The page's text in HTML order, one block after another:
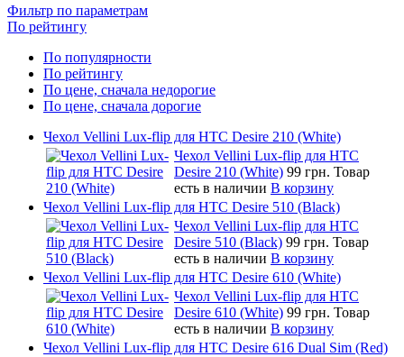
Фильтр по параметрам
По рейтингу
По популярности
По рейтингу
По цене, сначала недорогие
По цене, сначала дорогие
Чехол Vellini Lux-flip для HTC Desire 210 (White)
Чехол Vellini Lux-flip для HTC
Desire 210 (White) 99 грн. Товар
есть в наличии В корзину
Чехол Vellini Lux-flip для HTC Desire 510 (Black)
Чехол Vellini Lux-flip для HTC
Desire 510 (Black) 99 грн. Товар
есть в наличии В корзину
Чехол Vellini Lux-flip для HTC Desire 610 (White)
Чехол Vellini Lux-flip для HTC
Desire 610 (White) 99 грн. Товар
есть в наличии В корзину
Чехол Vellini Lux-flip для HTC Desire 616 Dual Sim (Red)